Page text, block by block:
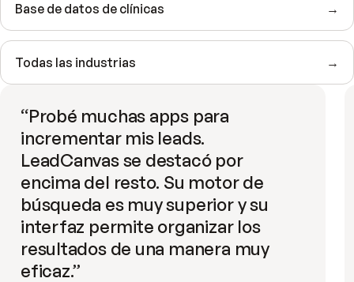
Base de datos de clínicas →
Todas las industrias →
“Probé muchas apps para
incrementar mis leads.
LeadCanvas se destacó por
encima del resto. Su motor de
búsqueda es muy superior y su
interfaz permite organizar los
resultados de una manera muy
eficaz.”